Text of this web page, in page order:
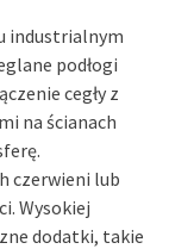
industrialnym
podłogi
cegły z
na ścianach
czerwieni lub
Wysokiej
dodatki, takie